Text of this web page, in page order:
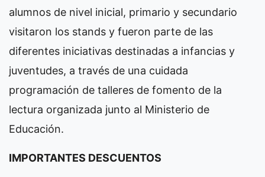
alumnos de nivel inicial, primario y secundario
visitaron los stands y fueron parte de las
diferentes iniciativas destinadas a infancias y
juventudes, a través de una cuidada
programación de talleres de fomento de la
lectura organizada junto al Ministerio de
Educación.
IMPORTANTES DESCUENTOS